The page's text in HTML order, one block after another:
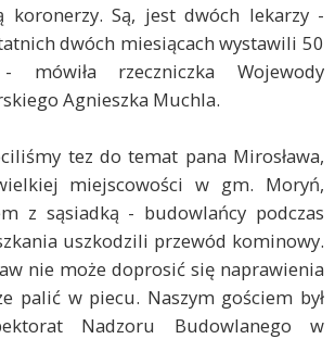
koronerzy. Są, jest dwóch lekarzy -
dwóch miesiącach wystawili 50
rzeczniczka Wojewody
Agnieszka Muchla.
tez do temat pana Mirosława,
miejscowości w gm. Moryń,
z sąsiadką - budowlańcy podczas
uszkodzili przewód kominowy.
nie może doprosić się naprawienia
palić w piecu. Naszym gościem był
Nadzoru Budowlanego w